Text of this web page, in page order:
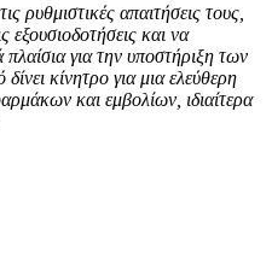
ρυθμιστικές απαιτήσεις τους,
εξουσιοδοτήσεις και να
για την υποστήριξη των
κίνητρο για μια ελεύθερη
και εμβολίων, ιδιαίτερα